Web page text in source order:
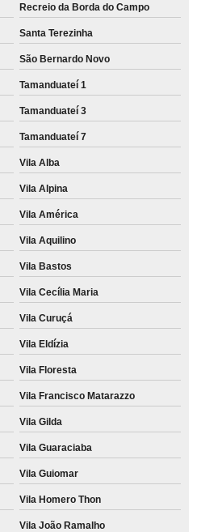
Recreio da Borda do Campo
Santa Terezinha
São Bernardo Novo
Tamanduateí 1
Tamanduateí 3
Tamanduateí 7
Vila Alba
Vila Alpina
Vila América
Vila Aquilino
Vila Bastos
Vila Cecília Maria
Vila Curuçá
Vila Eldízia
Vila Floresta
Vila Francisco Matarazzo
Vila Gilda
Vila Guaraciaba
Vila Guiomar
Vila Homero Thon
Vila João Ramalho